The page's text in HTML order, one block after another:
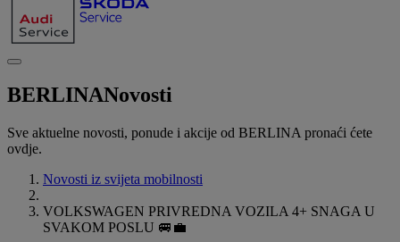
BERLINANovosti
Sve aktuelne novosti, ponude i akcije od BERLINA pronaći ćete
ovdje.
Novosti iz svijeta mobilnosti
VOLKSWAGEN PRIVREDNA VOZILA 4+ SNAGA U
SVAKOM POSLU 🚐💼